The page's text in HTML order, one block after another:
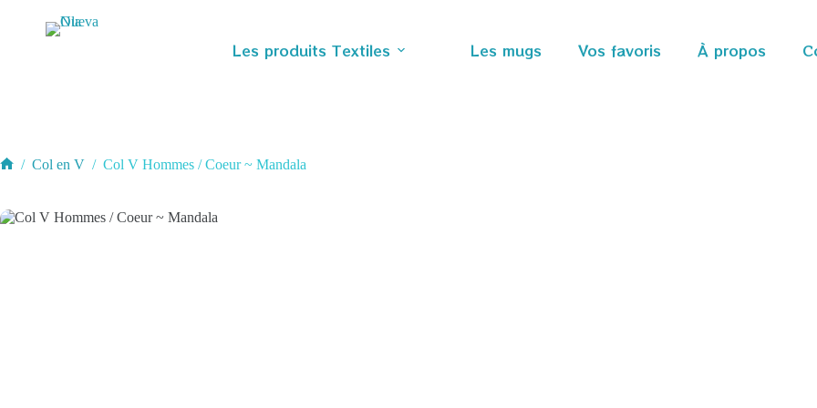
Les produits Textiles Les mugs Vos favoris À propos
/ Col en V / Col V Hommes / Coeur ~ Mandala